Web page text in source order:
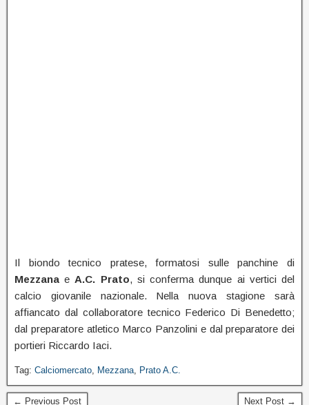
Il biondo tecnico pratese, formatosi sulle panchine di
Mezzana e A.C. Prato, si conferma dunque ai vertici del
calcio giovanile nazionale. Nella nuova stagione sarà
affiancato dal collaboratore tecnico Federico Di Benedetto;
dal preparatore atletico Marco Panzolini e dal preparatore dei
portieri Riccardo Iaci.
Tag: Calciomercato, Mezzana, Prato A.C.
← Previous Post Next Post →